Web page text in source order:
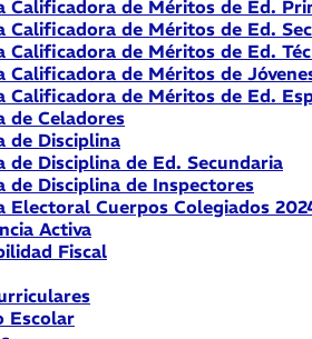
Calificadora de Méritos de Ed.
Calificadora de Méritos de Ed.
Calificadora de Méritos de Ed.
Calificadora de Méritos de
Calificadora de Méritos de Ed.
de Celadores
de Disciplina
de Disciplina de Ed. Secundaria
de Disciplina de Inspectores
Electoral Cuerpos Colegiados
Activa
Fiscal
Escolar